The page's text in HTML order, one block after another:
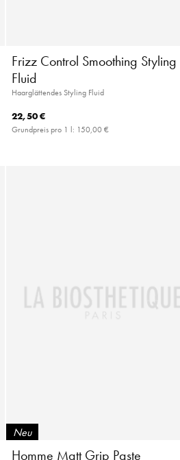
Frizz Control Smoothing Styling
Fluid
Haarglättendes Styling Fluid
22,50 €
Grundpreis pro 1 l: 150,00 €
Neu
Homme Matt Grip Paste